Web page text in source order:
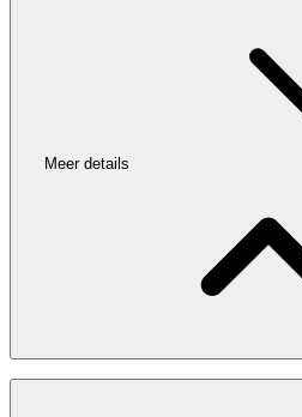
Meer details